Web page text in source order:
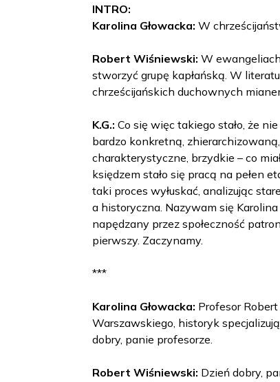
INTRO:
Karolina Głowacka: W
Robert Wiśniewski: W
stworzyć grupę kapłańską. W
chrześcijańskich duchownych
K.G.: Co się więc takiego stało, że
bardzo konkretną,
charakterystyczne, brzydkie – co
księdzem stało się pracą na pełen
taki proces wyłuskać, analizując
a historyczna. Nazywam się
napędzany przez społeczność
pierwszy. Zaczynamy.
***
Karolina Głowacka: Profesor
Warszawskiego, historyk
dobry, panie profesorze.
Robert Wiśniewski: Dzień dobry,